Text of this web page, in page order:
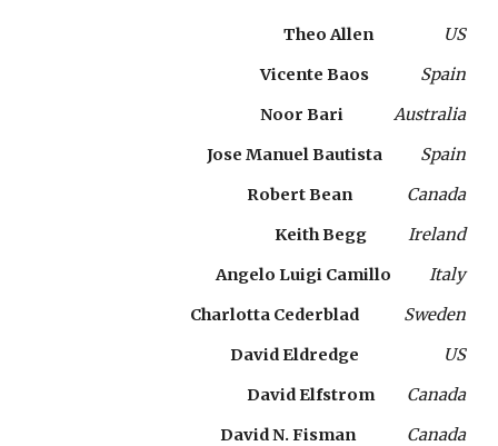
Theo Allen
US
Vicente Baos
Spain
Noor Bari
Australia
Jose Manuel Bautista
Spain
Robert Bean
Canada
Keith Begg
Ireland
Angelo Luigi Camillo
Italy
Charlotta Cederblad
Sweden
David Eldredge
US
David Elfstrom
Canada
David N. Fisman
Canada